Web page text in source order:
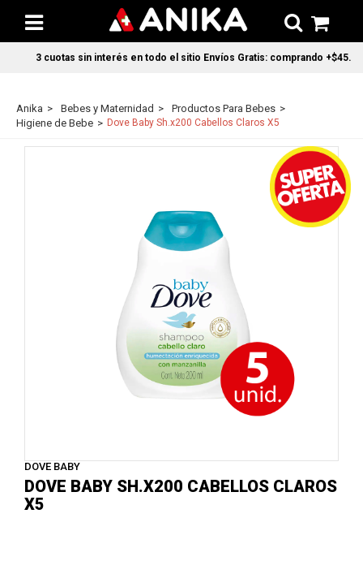
3 cuotas sin interés en todo el sitio Envíos Gratis: comprando +$45.000
Anika Bebes y Maternidad
Productos Para Bebes
Higiene de Bebe
Dove Baby Sh.x200 Cabellos Claros X5
DOVE BABY
DOVE BABY SH.X200 CABELLOS CLAROS
X5